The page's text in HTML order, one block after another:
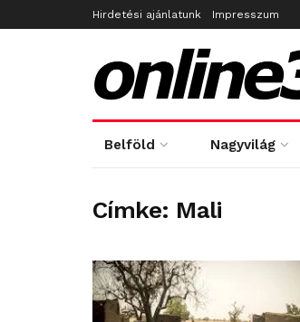
Hirdetési ajánlatunk Impresszum
Belföld Nagyvilág
Címke: Mali